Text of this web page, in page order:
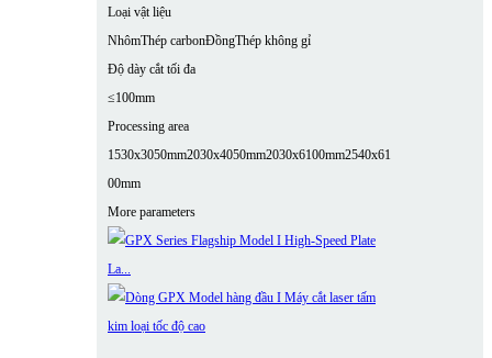
Loại vật liệu
NhômThép carbonĐồngThép không gỉ
Độ dày cắt tối đa
≤100mm
Processing area
1530x3050mm2030x4050mm2030x6100mm2540x61
00mm
More parameters